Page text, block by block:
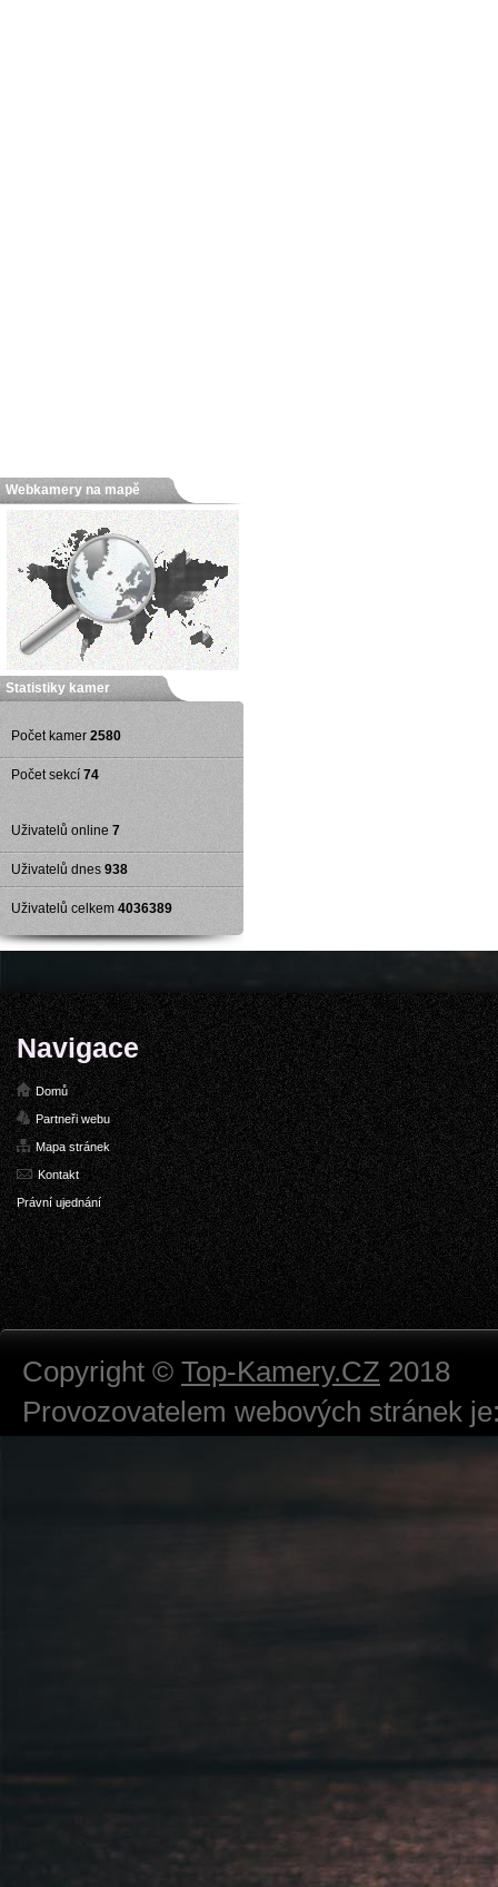
Webkamery na mapě
Statistiky kamer
Počet kamer 2580
Počet sekcí 74
Uživatelů online 7
Uživatelů dnes 938
Uživatelů celkem 4036389
Navigace
Domů
Partneři webu
Mapa stránek
Kontakt
Právní ujednání
Copyright © Top-Kamery.CZ 2018
Provozovatelem webových stránek